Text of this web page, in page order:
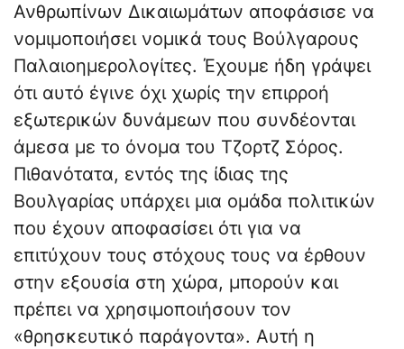
Ανθρωπίνων Δικαιωμάτων αποφάσισε να
νομιμοποιήσει νομικά τους Βούλγαρους
Παλαιοημερολογίτες. Έχουμε ήδη γράψει
ότι αυτό έγινε όχι χωρίς την επιρροή
εξωτερικών δυνάμεων που συνδέονται
άμεσα με το όνομα του Τζορτζ Σόρος.
Πιθανότατα, εντός της ίδιας της
Βουλγαρίας υπάρχει μια ομάδα πολιτικών
που έχουν αποφασίσει ότι για να
επιτύχουν τους στόχους τους να έρθουν
στην εξουσία στη χώρα, μπορούν και
πρέπει να χρησιμοποιήσουν τον
«θρησκευτικό παράγοντα». Αυτή η